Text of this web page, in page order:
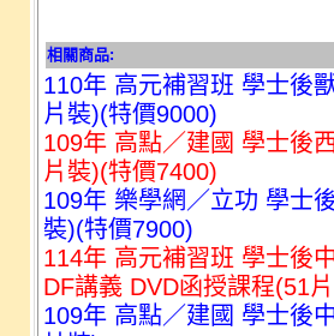
相關商品:
110年 高元補習班 學士後
片裝)(特價9000)
109年 高點／建國 學士後
片裝)(特價7400)
109年 樂學網／立功 學士
裝)(特價7900)
114年 高元補習班 學士後
DF講義 DVD函授課程(51
109年 高點／建國 學士後